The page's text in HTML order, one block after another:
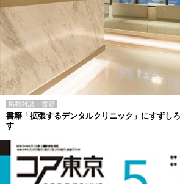
掲載雑誌・書籍
書籍「拡張するデンタルクリニック」にすずし
す